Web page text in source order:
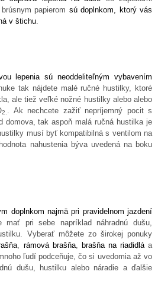
papierom sú doplnkom, ktorý vás
v štichu
lepenia sú neoddeliteľným vybavením
tak nájdete malé ručné hustilky, ktoré
ale tiež veľké nožné hustilky alebo alebo
2.
. Ak nechcete zažiť nepríjemný pocit s
domova, tak aspoň malá ručná hustilka je
musí byť kompatibilná s ventilom na
nahustenia býva uvedená na boku
doplnkom najmä pri pravidelnom jazdení
mať pri sebe napríklad náhradnú dušu,
Vyberať môžete zo širokej ponuky
rámová brašňa, brašňa na riadidláa
ľudí podceňuje, čo si uvedomia až vo
dušu, hustilku alebo náradie a ďalšie